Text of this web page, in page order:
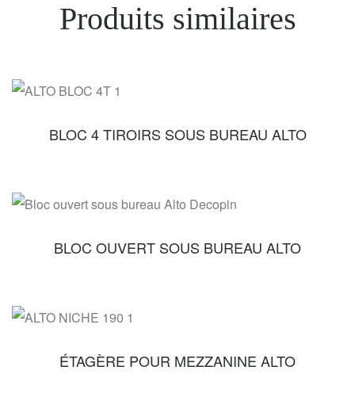
Produits similaires
BLOC 4 TIROIRS SOUS BUREAU ALTO
BLOC OUVERT SOUS BUREAU ALTO
ÉTAGÈRE POUR MEZZANINE ALTO